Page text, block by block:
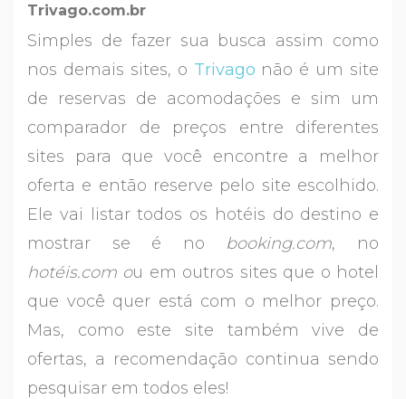
Trivago.com.br
Simples de fazer sua busca assim como
nos demais sites, o Trivago não é um site
de reservas de acomodações e sim um
comparador de preços entre diferentes
sites para que você encontre a melhor
oferta e então reserve pelo site escolhido.
Ele vai listar todos os hotéis do destino e
mostrar se é no booking.com, no
hotéis.com ou em outros sites que o hotel
que você quer está com o melhor preço.
Mas, como este site também vive de
ofertas, a recomendação continua sendo
pesquisar em todos eles!